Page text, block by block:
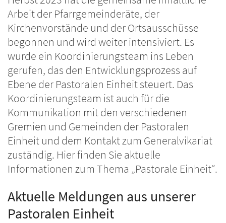
Arbeit der Pfarrgemeinderäte, der
Kirchenvorstände und der Ortsausschüsse
begonnen und wird weiter intensiviert. Es
wurde ein Koordinierungsteam ins Leben
gerufen, das den Entwicklungsprozess auf
Ebene der Pastoralen Einheit steuert. Das
Koordinierungsteam ist auch für die
Kommunikation mit den verschiedenen
Gremien und Gemeinden der Pastoralen
Einheit und dem Kontakt zum Generalvikariat
zuständig. Hier finden Sie aktuelle
Informationen zum Thema „Pastorale Einheit“.
Aktuelle Meldungen aus unserer
Pastoralen Einheit